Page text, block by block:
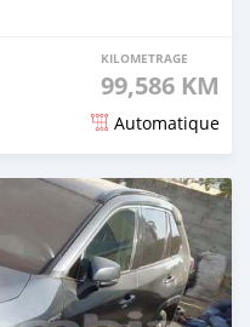
KILOMETRAGE
99,586 KM
Automatique